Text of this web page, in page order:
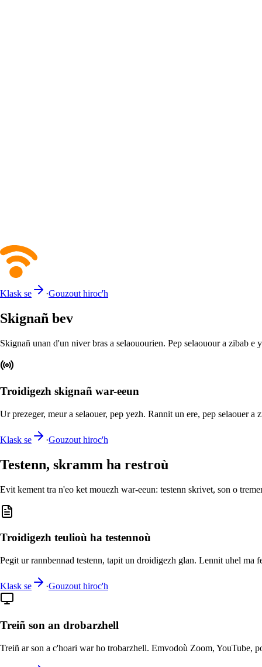
Klask se ·Gouzout hiroc'h
Skignañ bev
Skignañ unan d'un niver bras a selaouourien. Pep selaouour a zibab e
Troidigezh skignañ war-eeun
Ur prezeger, meur a selaouer, pep yezh. Rannit un ere, pep selaouer
Klask se ·Gouzout hiroc'h
Testenn, skramm ha restroù
Evit kement tra n'eo ket mouezh war-eeun: testenn skrivet, son o
Troidigezh teulioù ha testennoù
Pegit ur rannbennad testenn, tapit un droidigezh glan. Lennit uhel ma
Klask se ·Gouzout hiroc'h
Treiñ son an drobarzhell
Treiñ ar son a c'hoari war ho trobarzhell. Emvodoù Zoom, YouTube,